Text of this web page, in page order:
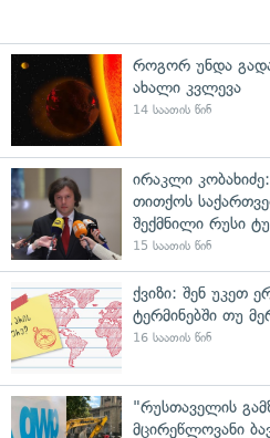
როგორ უნდა
ახალი კვლევა
14 საათის წინ
ირაკლი
თითქოს
შექმნილი რუსი
15 საათის წინ
ქვიზი: შენ უკეთ
ტერმინებში თუ
16 საათის წინ
"რუსთაველის
მცირეწლოვანი